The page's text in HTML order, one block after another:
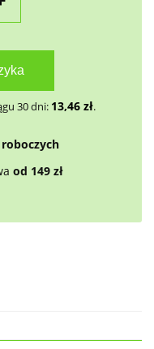
30 dni: 13,46 zł.
od 149 zł